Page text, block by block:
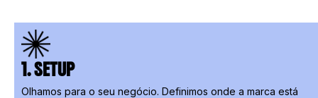
1. SETUP
Olhamos para o seu negócio. Definimos onde a marca está